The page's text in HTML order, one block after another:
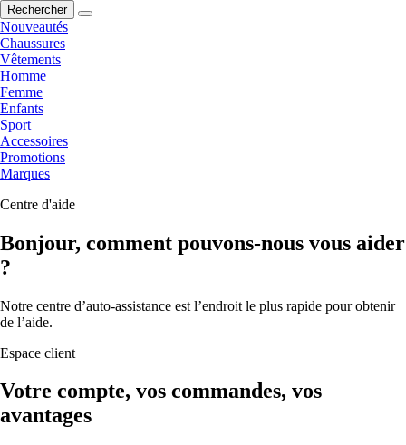
Rechercher
Nouveautés
Chaussures
Vêtements
Homme
Femme
Enfants
Sport
Accessoires
Promotions
Marques
Centre d'aide
Bonjour, comment pouvons-nous vous aider
?
Notre centre d’auto-assistance est l’endroit le plus rapide pour obtenir
de l’aide.
Espace client
Votre compte, vos commandes, vos
avantages